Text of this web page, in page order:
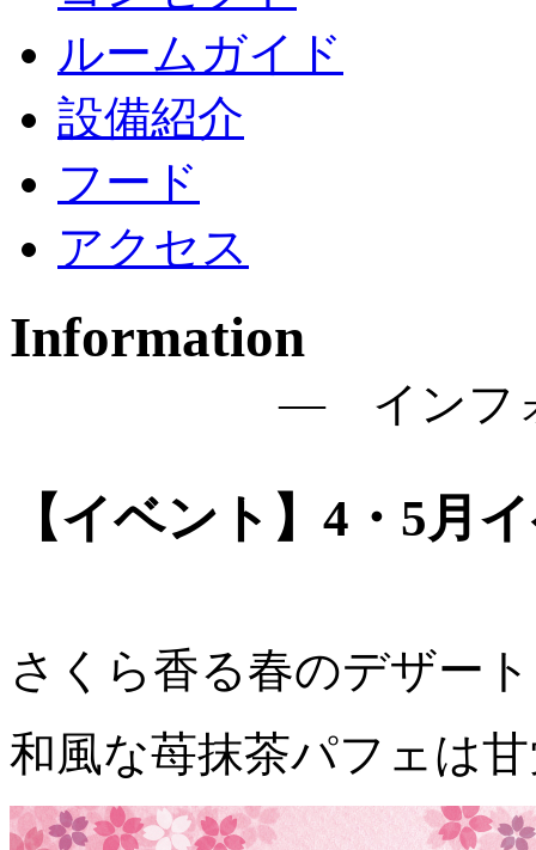
ルームガイド
設備紹介
フード
アクセス
Information
― インフ
【イベント】4・5月
さくら香る春のデザー
和風な苺抹茶パフェは